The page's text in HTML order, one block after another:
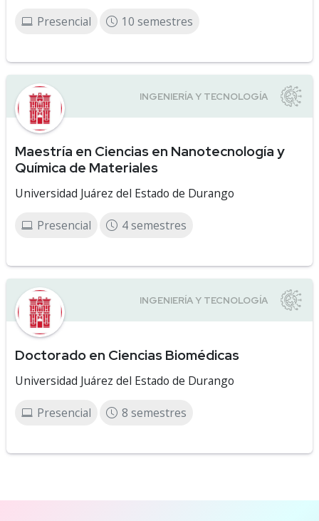
Presencial 10 semestres
Maestría en Ciencias en Nanotecnología y
Química de Materiales
Universidad Juárez del Estado de Durango
Presencial 4 semestres
Doctorado en Ciencias Biomédicas
Universidad Juárez del Estado de Durango
Presencial 8 semestres